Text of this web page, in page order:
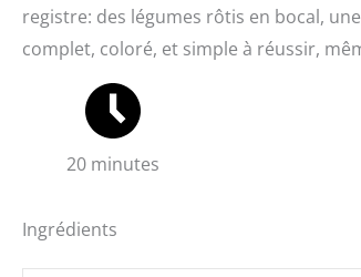
registre: des légumes rôtis en bocal,
complet, coloré, et simple à réussir,
20 minutes
Ingrédients